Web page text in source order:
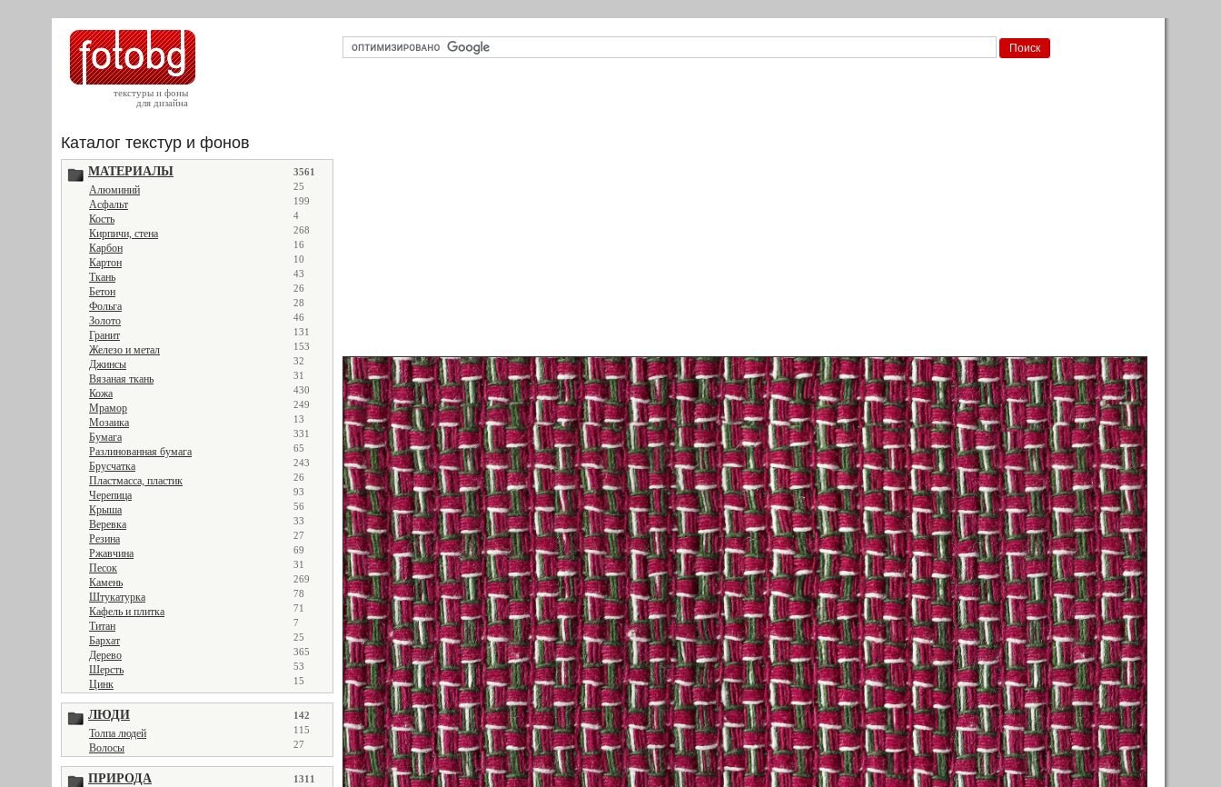
текстуры и фоны
для дизайна
Каталог текстур и фонов
МАТЕРИАЛЫ 3561
Алюминий 25
Асфальт 199
Кость 4
Кирпичи, стена 268
Карбон 16
Картон 10
Ткань 43
Бетон 26
Фольга 28
Золото 46
Гранит 131
Железо и метал 153
Джинсы 32
Вязаная ткань 31
Кожа 430
Мрамор 249
Мозаика 13
Бумага 331
Разлинованная бумага 65
Брусчатка 243
Пластмасса, пластик 26
Черепица 93
Крыша 56
Веревка 33
Резина 27
Ржавчина 69
Песок 31
Камень 269
Штукатурка 78
Кафель и плитка 71
Титан 7
Бархат 25
Дерево 365
Шерсть 53
Цинк 15
ЛЮДИ 142
Толпа людей 115
Волосы 27
ПРИРОДА 1311